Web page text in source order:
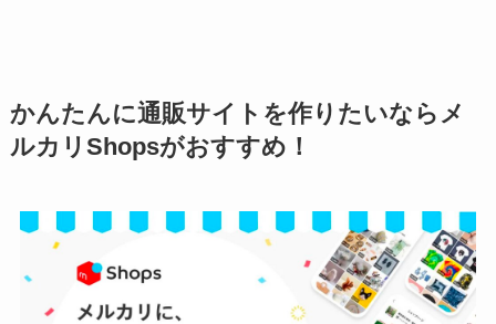
かんたんに通販サイトを作りたいならメ
ルカリShopsがおすすめ！